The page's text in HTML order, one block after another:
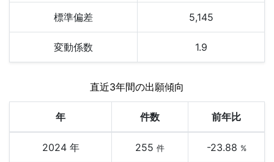
標準偏差 5,145
変動係数 1.9
直近3年間の出願傾向
年 件数 前年比
2024 年 255 件 -23.88 %